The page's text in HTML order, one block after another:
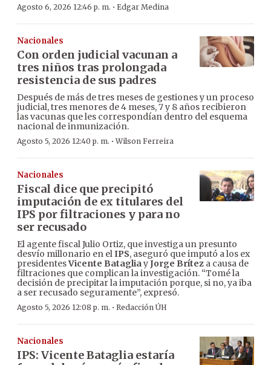
Agosto 6, 2026 12:46 p. m. · Edgar Medina
Nacionales
Con orden judicial vacunan a
tres niños tras prolongada
resistencia de sus padres
Después de más de tres meses de gestiones y un proceso
judicial, tres menores de 4 meses, 7 y 8 años recibieron
las vacunas que les correspondían dentro del esquema
nacional de inmunización.
Agosto 5, 2026 12:40 p. m. ·Wilson Ferreira
Nacionales
Fiscal dice que precipitó
imputación de ex titulares del
IPS por filtraciones y para no
ser recusado
El agente fiscal Julio Ortiz, que investiga un presunto
desvío millonario en elIPS, aseguró que imputó a los ex
presidentesVicente BatagliayJorge Brítez a causa de
filtraciones que complican la investigación. “Tomé la
decisión de precipitar la imputación porque, si no, ya iba
a ser recusado seguramente”, expresó.
Agosto 5, 2026 12:08 p. m. · Redacción ÚH
Nacionales
IPS: Vicente Bataglia estaría